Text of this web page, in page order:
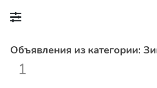
Объявления из категории:
1